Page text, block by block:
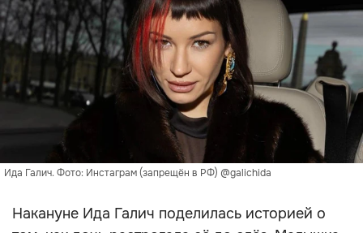
Ида Галич. Фото: Инстаграм (запрещён в РФ) @galichida
Накануне Ида Галич поделилась историей о